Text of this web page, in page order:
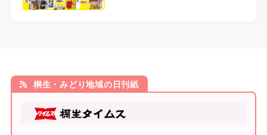
桐生・みどり地域の日刊紙